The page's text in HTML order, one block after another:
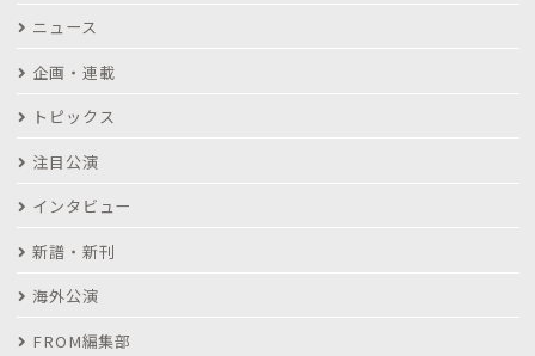
ニュース
企画・連載
トピックス
注目公演
インタビュー
新譜・新刊
海外公演
FROM編集部